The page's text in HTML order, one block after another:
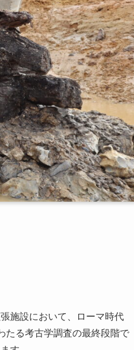
施設において、ローマ時代
たる考古学調査の最終段階で